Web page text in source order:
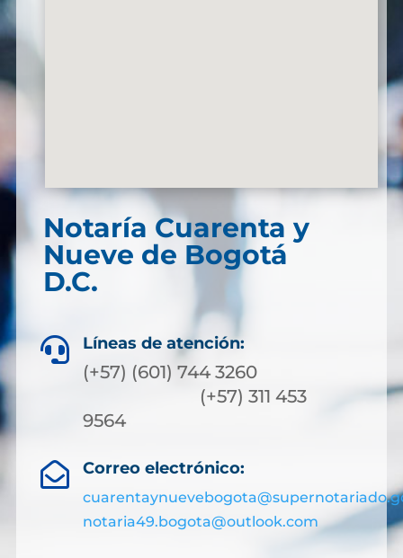
Notaría Cuarenta y
Nueve de Bogotá
D.C.
 Líneas de atención:
(+57) (601) 744 3260
(+57) 311 453
9564
 Correo electrónico:
notaria49.bogota@outlook.com